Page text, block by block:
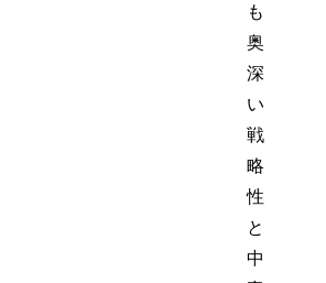
も
奥
深
い
戦
略
性
と
中